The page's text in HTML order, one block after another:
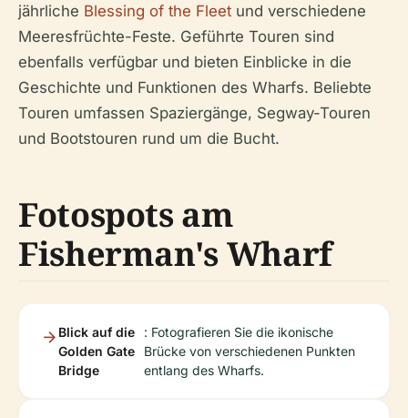
jährliche Blessing of the Fleet und verschiedene
Meeresfrüchte-Feste. Geführte Touren sind
ebenfalls verfügbar und bieten Einblicke in die
Geschichte und Funktionen des Wharfs. Beliebte
Touren umfassen Spaziergänge, Segway-Touren
und Bootstouren rund um die Bucht.
Fotospots am
Fisherman's Wharf
Blick auf die
Golden Gate
Bridge
: Fotografieren Sie die ikonische
Brücke von verschiedenen Punkten
entlang des Wharfs.